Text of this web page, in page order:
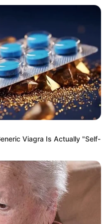
támadt: mi van, ha
Rendőr-
nem adhat
utána.
az elmondások
történt.
Viagra Is Actually "Self-